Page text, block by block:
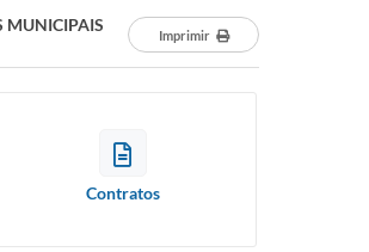
MUNICIPAIS
Imprimir
Contratos